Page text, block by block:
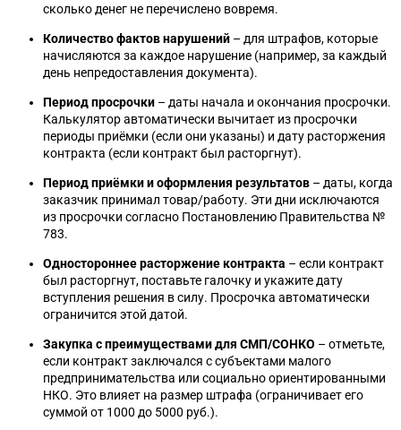
сколько денег не перечислено вовремя.
Количество фактов нарушений – для штрафов, которые
начисляются за каждое нарушение (например, за каждый
день непредоставления документа).
Период просрочки – даты начала и окончания просрочки.
Калькулятор автоматически вычитает из просрочки
периоды приёмки (если они указаны) и дату расторжения
контракта (если контракт был расторгнут).
Период приёмки и оформления результатов – даты, когда
заказчик принимал товар/работу. Эти дни исключаются
из просрочки согласно Постановлению Правительства №
783.
Одностороннее расторжение контракта – если контракт
был расторгнут, поставьте галочку и укажите дату
вступления решения в силу. Просрочка автоматически
ограничится этой датой.
Закупка с преимуществами для СМП/СОНКО – отметьте,
если контракт заключался с субъектами малого
предпринимательства или социально ориентированными
НКО. Это влияет на размер штрафа (ограничивает его
суммой от 1000 до 5000 руб.).